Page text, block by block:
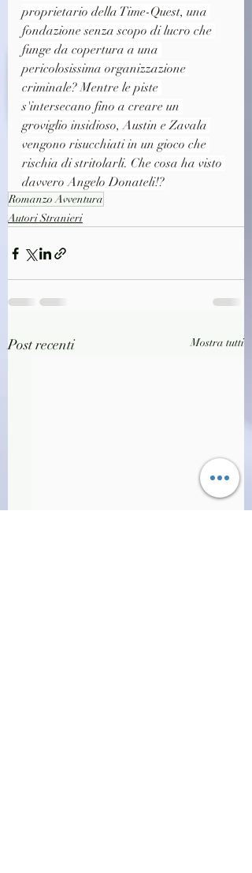
proprietario della Time-Quest, una
fondazione senza scopo di lucro che
funge da copertura a una
pericolosissima organizzazione
criminale? Mentre le piste
s'intersecano fino a creare un
groviglio insidioso, Austin e Zavala
vengono risucchiati in un gioco che
rischia di stritolarli. Che cosa ha visto
davvero Angelo Donateli!?
Romanzo Avventura
Autori Stranieri
Post recenti Mostra tutti